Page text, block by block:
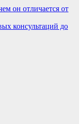
он отличается от
консультаций до